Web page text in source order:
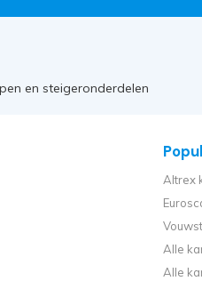
en steigeronderdelen
Altrex
Alle
Alle